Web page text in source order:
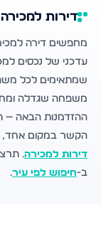
דירות
מחפשים דירה
עדכני של נכסים
שמתאימים לכל
משפחה שגדלה
ההזדמנות הבאה —
הקשר במקום אחד,
דירות למכירה.
ב-חיפוש לפי עיר.